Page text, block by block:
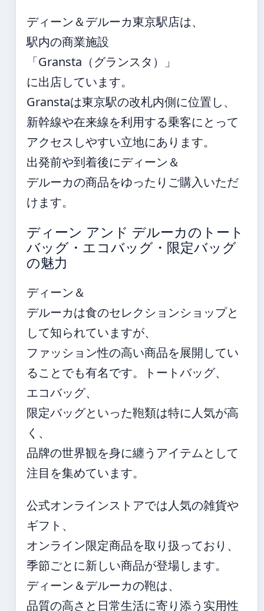
ディーン＆デルーカ東京駅店は、
駅内の商業施設
「Gransta（グランスタ）」
に出店しています。
Granstaは東京駅の改札内側に位置し、
新幹線や在来線を利用する乗客にとって
アクセスしやすい立地にあります。
出発前や到着後にディーン＆
デルーカの商品をゆったりご購入いただ
けます。
ディーン アンド デルーカのトート
バッグ・エコバッグ・限定バッグ
の魅力
ディーン＆
デルーカは食のセレクションショップと
して知られていますが、
ファッション性の高い商品を展開してい
ることでも有名です。トートバッグ、
エコバッグ、
限定バッグといった鞄類は特に人気が高
く、
品牌の世界観を身に纏うアイテムとして
注目を集めています。
公式オンラインストアでは人気の雑貨や
ギフト、
オンライン限定商品を取り扱っており、
季節ごとに新しい商品が登場します。
ディーン＆デルーカの鞄は、
品質の高さと日常生活に寄り添う实用性